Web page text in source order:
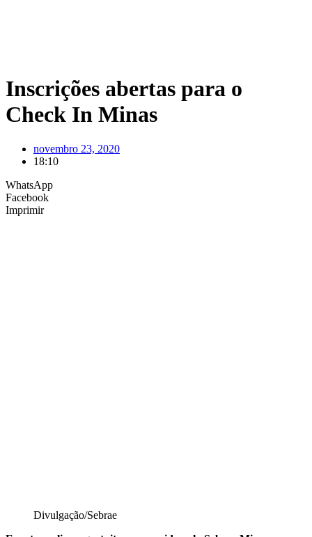
Inscrições abertas para o
Check In Minas
novembro 23, 2020
18:10
WhatsApp
Facebook
Imprimir
Divulgação/Sebrae